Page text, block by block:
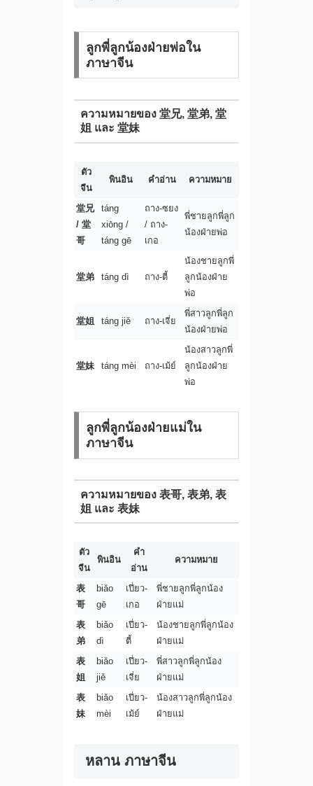
ลูกพี่ลูกน้องฝ่ายพ่อใน
ภาษาจีน
ความหมายของ 堂兄, 堂弟, 堂
姐 และ 堂妹
ตัว
จีน
พินอิน คำอ่าน ความหมาย
堂兄
/ 堂
哥
táng
xiōng /
táng gē
ถาง-ซยง
/ ถาง-
เกอ
พี่ชายลูกพี่ลูก
น้องฝ่ายพ่อ
堂弟 táng dì ถาง-ตี้
น้องชายลูกพี่
ลูกน้องฝ่าย
พ่อ
堂姐 táng jiě ถาง-เจี่ย
พี่สาวลูกพี่ลูก
น้องฝ่ายพ่อ
堂妹 táng mèi ถาง-เม้ย์
น้องสาวลูกพี่
ลูกน้องฝ่าย
พ่อ
ลูกพี่ลูกน้องฝ่ายแม่ใน
ภาษาจีน
ความหมายของ 表哥, 表弟, 表
姐 และ 表妹
ตัว
จีน
พินอิน
คำ
อ่าน
ความหมาย
表
哥
biǎo
gē
เปี่ยว-
เกอ
พี่ชายลูกพี่ลูกน้อง
ฝ่ายแม่
表
弟
biǎo
dì
เปี่ยว-
ตี้
น้องชายลูกพี่ลูกน้อง
ฝ่ายแม่
表
姐
biǎo
jiě
เปี่ยว-
เจี่ย
พี่สาวลูกพี่ลูกน้อง
ฝ่ายแม่
表
妹
biǎo
mèi
เปี่ยว-
เม้ย์
น้องสาวลูกพี่ลูกน้อง
ฝ่ายแม่
หลาน ภาษาจีน